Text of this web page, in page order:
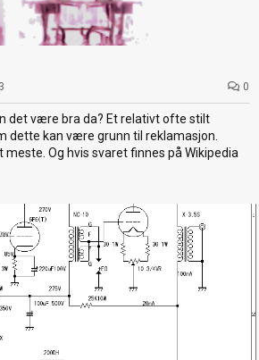
0
det være bra da? Et relativt ofte stilt
dette kan være grunn til reklamasjon.
meste. Og hvis svaret finnes på Wikipedia